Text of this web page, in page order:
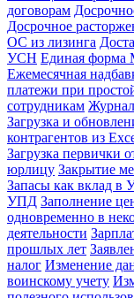
договорам
Досрочное
ОС из лизинга
УСН Единая форма
Ежемесячная
платежи при
сотрудникам
Загрузка и
контрагентов из
Загрузка первички
юрлицу Закрытие
Запасы как вклад в
УПД Заполнение
одновременно в
деятельности
прошлых лет
налог Изменение
воинскому учету